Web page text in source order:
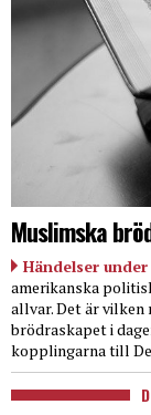
Muslimska
Händelser
amerikanska
allvar. Det är
brödraskapet i
kopplingarna till